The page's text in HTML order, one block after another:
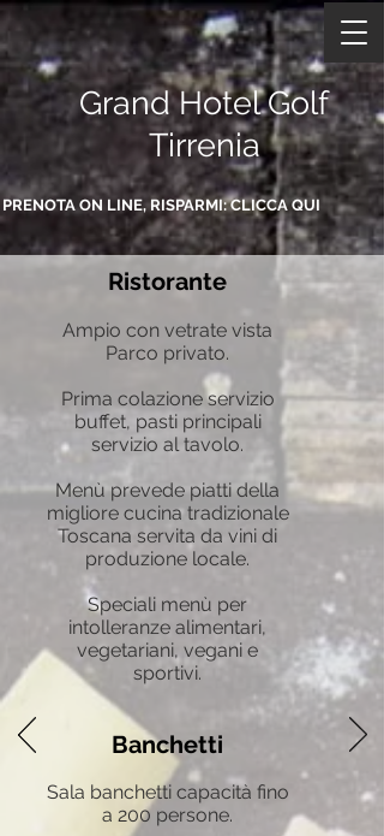
Grand Hotel Golf
Tirrenia
PRENOTA ON LINE, RISPARMI: CLICCA QUI
Ristorante
Ampio con vetrate vista
Parco privato.
Prima colazione servizio
buffet, pasti principali
servizio al tavolo.
Menù prevede piatti della
migliore cucina tradizionale
Toscana servita da vini di
produzione locale.
Speciali menù per
intolleranze alimentari,
vegetariani, vegani e
sportivi.
Banchetti
Sala banchetti capacità fino
a 200 persone.